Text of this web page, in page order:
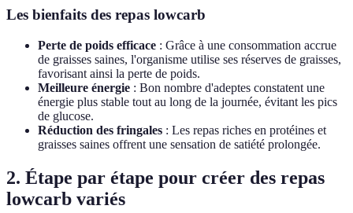
Les bienfaits des repas lowcarb
Perte de poids efficace : Grâce à une consommation accrue
de graisses saines, l'organisme utilise ses réserves de graisses,
favorisant ainsi la perte de poids.
Meilleure énergie : Bon nombre d'adeptes constatent une
énergie plus stable tout au long de la journée, évitant les pics
de glucose.
Réduction des fringales : Les repas riches en protéines et
graisses saines offrent une sensation de satiété prolongée.
2. Étape par étape pour créer des repas
lowcarb variés